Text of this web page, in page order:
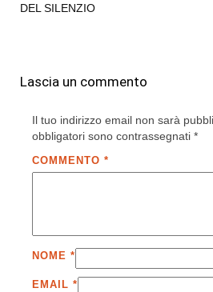
DEL SILENZIO
Lascia un commento
Il tuo indirizzo email non sarà
obbligatori sono contrassegnati *
COMMENTO *
NOME *
EMAIL *